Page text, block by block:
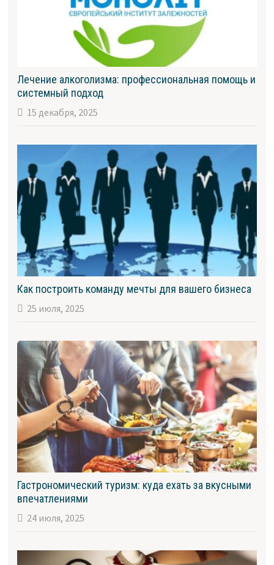
Лечение алкоголизма: профессиональная помощь и
системный подход
15 декабря, 2025
Как построить команду мечты для вашего бизнеса
25 июля, 2025
Гастрономический туризм: куда ехать за вкусными
впечатлениями
24 июля, 2025